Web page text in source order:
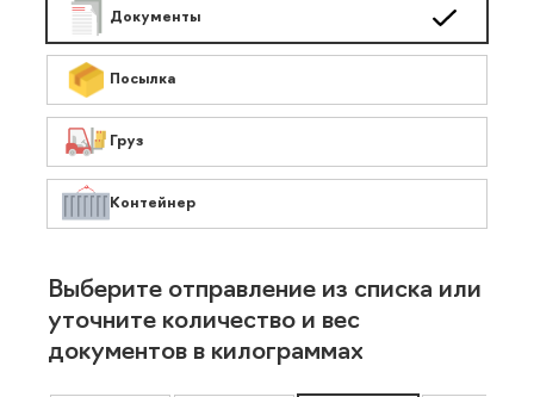
Документы
Посылка
Груз
Контейнер
Выберите отправление из списка или
уточните количество и вес
документов в килограммах